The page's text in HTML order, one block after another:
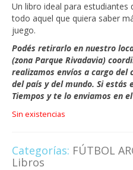
Un libro ideal para
todo aquel que quiera saber
juego.
Podés retirarlo en nuestro
(zona Parque Rivadavia)
realizamos envíos a cargo
del país y del mundo. Si estás
Tiempos y te lo enviamos en
Sin existencias
Categorías: FÚTBOL
Libros